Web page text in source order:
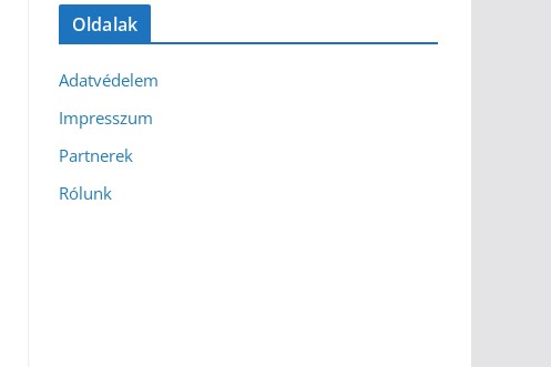
Oldalak
Adatvédelem
Impresszum
Partnerek
Rólunk